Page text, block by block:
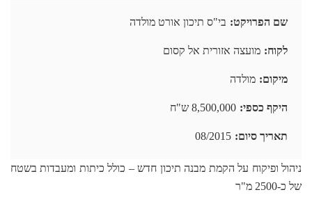
שם הפרויקט בי"ס תיכון אורט מולדה
לקוח מועצה אזורית אל קסום
מיקום מולדה
היקף כספי 8,500,000 ש"ח
תאריך סיום 08/2015
ניהול ופיקוח על הקמת מבנה תיכון חדש – כולל כיתות ומעבדות בשטח
של כ-2500 מ"ר